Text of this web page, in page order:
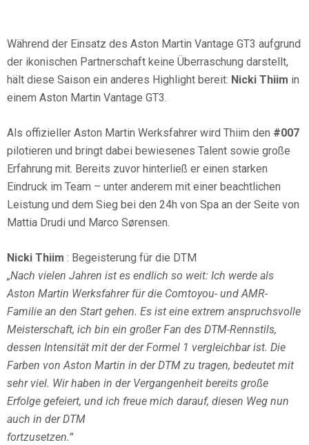
Während der Einsatz des Aston Martin Vantage GT3 aufgrund
der ikonischen Partnerschaft keine Überraschung darstellt,
hält diese Saison ein anderes Highlight bereit: Nicki Thiim in
einem Aston Martin Vantage GT3.
Als offizieller Aston Martin Werksfahrer wird Thiim den #007
pilotieren und bringt dabei bewiesenes Talent sowie große
Erfahrung mit. Bereits zuvor hinterließ er einen starken
Eindruck im Team – unter anderem mit einer beachtlichen
Leistung und dem Sieg bei den 24h von Spa an der Seite von
Mattia Drudi und Marco Sørensen.
Nicki Thiim : Begeisterung für die DTM
„Nach vielen Jahren ist es endlich so weit: Ich werde als
Aston Martin Werksfahrer für die Comtoyou- und AMR-
Familie an den Start gehen. Es ist eine extrem anspruchsvolle
Meisterschaft, ich bin ein großer Fan des DTM-Rennstils,
dessen Intensität mit der der Formel 1 vergleichbar ist. Die
Farben von Aston Martin in der DTM zu tragen, bedeutet mit
sehr viel. Wir haben in der Vergangenheit bereits große
Erfolge gefeiert, und ich freue mich darauf, diesen Weg nun
auch in der DTM
fortzusetzen.“